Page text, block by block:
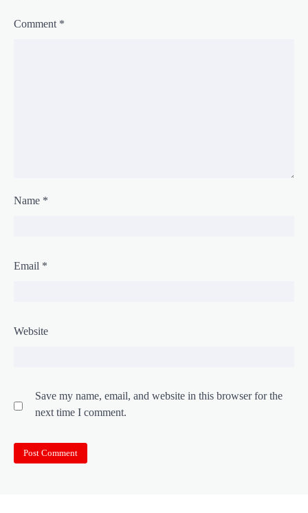
Comment *
Name *
Email *
Website
Save my name, email, and website in this browser for the
next time I comment.